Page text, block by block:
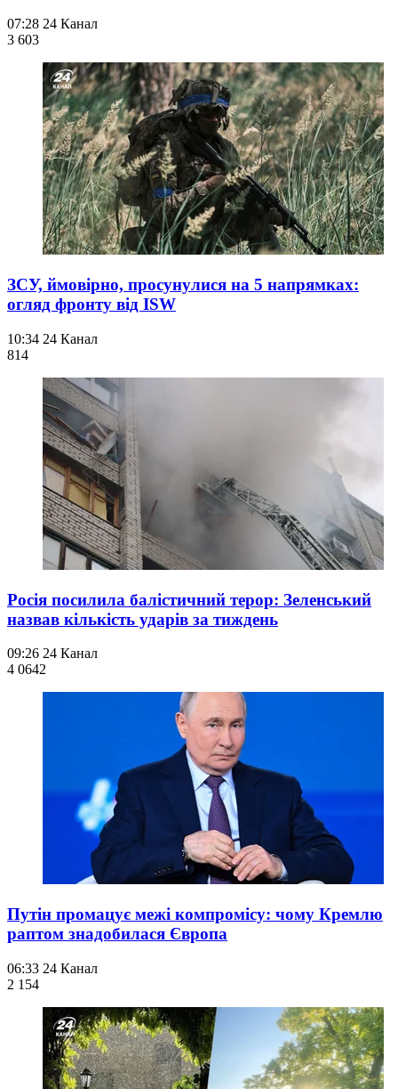
07:28 24 Канал
3 603
ЗСУ, ймовірно, просунулися на 5 напрямках:
огляд фронту від ISW
10:34 24 Канал
814
Росія посилила балістичний терор: Зеленський
назвав кількість ударів за тиждень
09:26 24 Канал
4 0642
Путін промацує межі компромісу: чому Кремлю
раптом знадобилася Європа
06:33 24 Канал
2 154